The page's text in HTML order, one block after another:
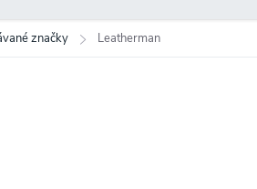
značky Leatherman